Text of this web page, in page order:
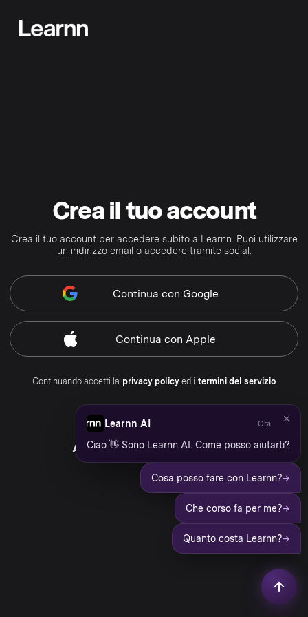
Crea il tuo account
Crea il tuo account per accedere subito a Learnn. Puoi utilizzare
un indirizzo email o accedere tramite social.
Continua con Google
Continua con Apple
Continuando accetti la privacy policy ed i termini del servizio
Accedi al tuo account Learnn
Learnn AI Ora
Ciao 👋 Sono Learnn AI. Come posso aiutarti?
Cosa posso fare con Learnn?→
Che corso fa per me?→
Quanto costa Learnn?→